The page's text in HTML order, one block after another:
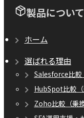
製品について
ホーム
選ばれる理由
Salesforce比較
HubSpot比較（
Zoho比較（乗換